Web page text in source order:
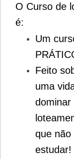
O Curso de
é:
Um
Feito
uma
dominar
que
estudar!